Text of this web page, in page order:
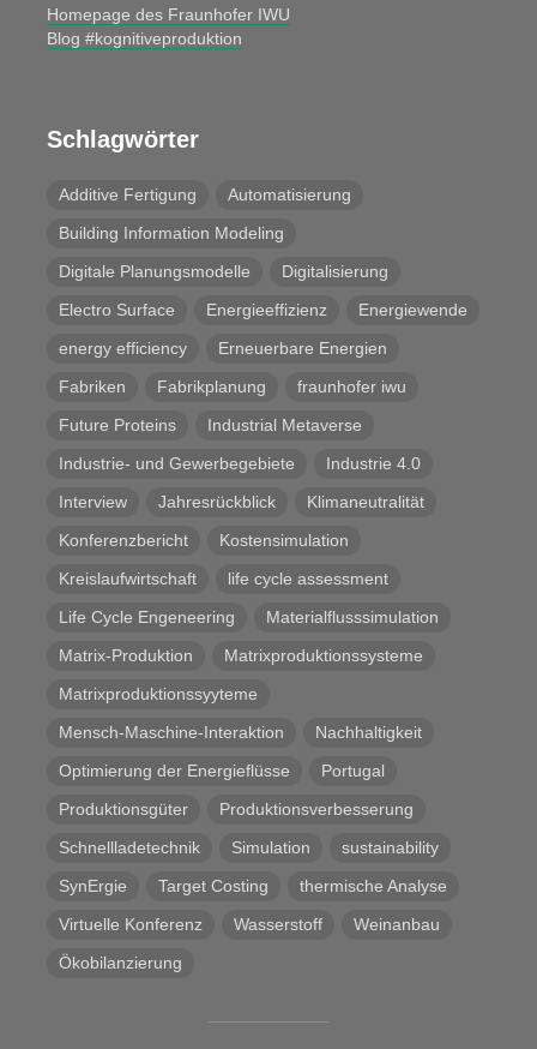
Homepage des Fraunhofer IWU
Blog #kognitiveproduktion
Schlagwörter
Additive Fertigung
Automatisierung
Building Information Modeling
Digitale Planungsmodelle
Digitalisierung
Electro Surface
Energieeffizienz
Energiewende
energy efficiency
Erneuerbare Energien
Fabriken
Fabrikplanung
fraunhofer iwu
Future Proteins
Industrial Metaverse
Industrie- und Gewerbegebiete
Industrie 4.0
Interview
Jahresrückblick
Klimaneutralität
Konferenzbericht
Kostensimulation
Kreislaufwirtschaft
life cycle assessment
Life Cycle Engeneering
Materialflusssimulation
Matrix-Produktion
Matrixproduktionssysteme
Matrixproduktionssyyteme
Mensch-Maschine-Interaktion
Nachhaltigkeit
Optimierung der Energieflüsse
Portugal
Produktionsgüter
Produktionsverbesserung
Schnellladetechnik
Simulation
sustainability
SynErgie
Target Costing
thermische Analyse
Virtuelle Konferenz
Wasserstoff
Weinanbau
Ökobilanzierung